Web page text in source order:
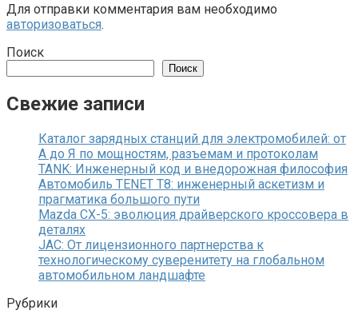
Для отправки комментария вам необходимо
авторизоваться.
Поиск
Поиск
Свежие записи
Каталог зарядных станций для электромобилей: от
А до Я по мощностям, разъемам и протоколам
TANK: Инженерный код и внедорожная философия
Автомобиль TENET T8: инженерный аскетизм и
прагматика большого пути
Mazda CX-5: эволюция драйверского кроссовера в
деталях
JAC: От лицензионного партнерства к
технологическому суверенитету на глобальном
автомобильном ландшафте
Рубрики